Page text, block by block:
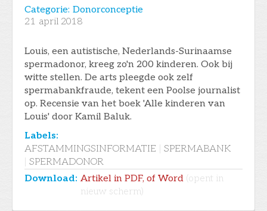
Categorie: Donorconceptie
21 april 2018
Louis, een autistische, Nederlands-Surinaamse
spermadonor, kreeg zo'n 200 kinderen. Ook bij
witte stellen. De arts pleegde ook zelf
spermabankfraude, tekent een Poolse journalist
op. Recensie van het boek 'Alle kinderen van
Louis' door Kamil Baluk.
Labels:
AFSTAMMINGSINFORMATIE
SPERMABANK
SPERMADONOR
Download: Artikel in PDF, of Word (opent in
nieuw scherm)